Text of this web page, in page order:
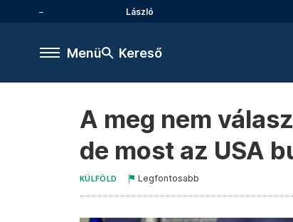
László
Menü Kereső
A meg nem
de most az USA
KÜLFÖLD Legfontosabb